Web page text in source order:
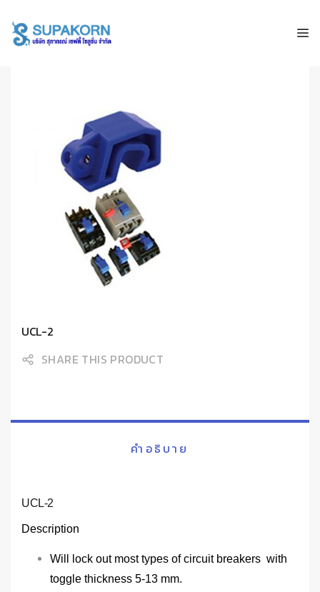
UCL-2
SHARE THIS PRODUCT
คำอธิบาย
UCL-2
Description
Will lock out most types of circuit breakers with
toggle thickness 5-13 mm.